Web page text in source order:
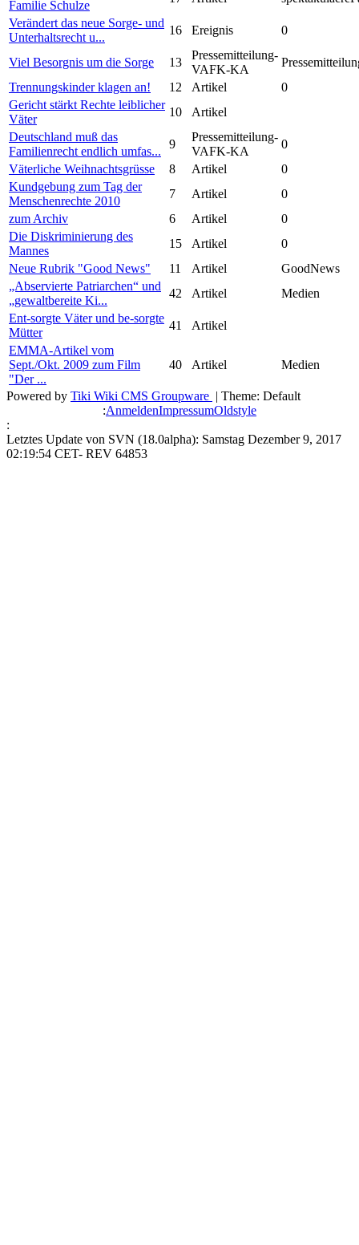
Familie Schulze
Verändert das neue Sorge- und
Unterhaltsrecht u...
16 Ereignis 0
Viel Besorgnis um die Sorge 13
Pressemitteilung-
VAFK-KA
Trennungskinder klagen an!
12 Artikel
0
Gericht stärkt Rechte leiblicher
Väter
10
Artikel
Deutschland muß das
Familienrecht endlich umfas...
9
Pressemitteilung-
VAFK-KA
0
Väterliche Weihnachtsgrüsse
8 Artikel
0
Kundgebung zum Tag der
Menschenrechte 2010
7 Artikel
0
zum Archiv
6 Artikel
0
Die Diskriminierung des
Mannes
15 Artikel
0
Neue Rubrik "Good News"
11 Artikel
GoodNews
„Abservierte Patriarchen“ und
„gewaltbereite Ki...
42 Artikel
Medien
Ent-sorgte Väter und be-sorgte
Mütter
41
Artikel
EMMA-Artikel vom
Sept./Okt. 2009 zum Film
"Der ...
40 Artikel Medien
Powered by Tiki Wiki CMS Groupware | Theme: Default
:AnmeldenImpressumOldstyle
:
Letztes Update von SVN (18.0alpha): Samstag Dezember 9, 2017
02:19:54 CET- REV 64853